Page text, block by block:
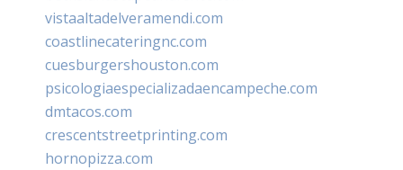
vistaaltadelveramendi.com
coastlinecateringnc.com
cuesburgershouston.com
psicologiaespecializadaencampeche.com
dmtacos.com
crescentstreetprinting.com
hornopizza.com